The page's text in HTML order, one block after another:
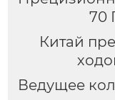
70
Китай
Ведущее